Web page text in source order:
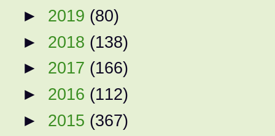
► 2019 (80)
► 2018 (138)
► 2017 (166)
► 2016 (112)
► 2015 (367)